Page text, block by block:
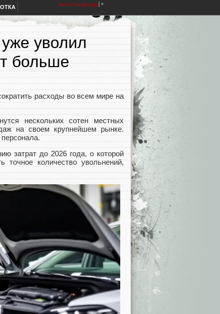
Select Language ▼
уволил
больше
расходы во всем мире на
нескольких сотен местных
на своем крупнейшем рынке.
затрат до 2026 года, о которой
точное количество увольнений,